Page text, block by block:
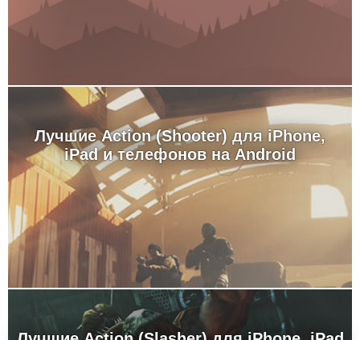
Лучшие Action (Shooter) для iPhone,
iPad и телефонов на Android